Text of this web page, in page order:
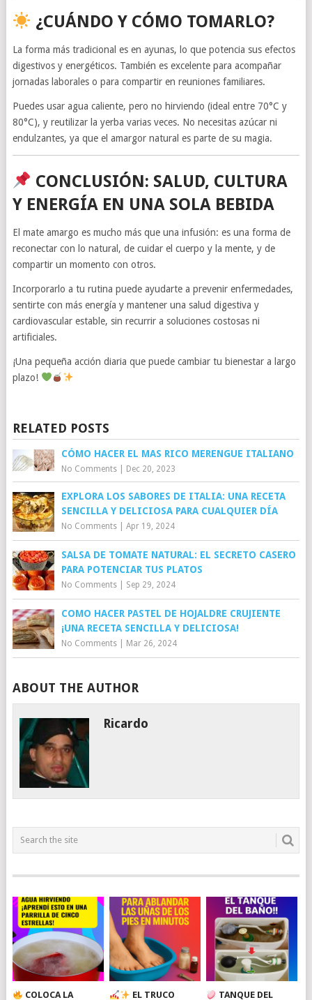
¿CUÁNDO Y CÓMO TOMARLO?
La forma más tradicional es en ayunas, lo que potencia sus efectos
digestivos y energéticos. También es excelente para acompañar
jornadas laborales o para compartir en reuniones familiares.
Puedes usar agua caliente, pero no hirviendo (ideal entre 70°C y
80°C), y reutilizar la yerba varias veces. No necesitas azúcar ni
endulzantes, ya que el amargor natural es parte de su magia.
CONCLUSIÓN: SALUD, CULTURA
Y ENERGÍA EN UNA SOLA BEBIDA
El mate amargo es mucho más que una infusión: es una forma de
reconectar con lo natural, de cuidar el cuerpo y la mente, y de
compartir un momento con otros.
Incorporarlo a tu rutina puede ayudarte a prevenir enfermedades,
sentirte con más energía y mantener una salud digestiva y
cardiovascular estable, sin recurrir a soluciones costosas ni
artificiales.
¡Una pequeña acción diaria que puede cambiar tu bienestar a largo
plazo!
RELATED POSTS
CÓMO HACER EL MAS RICO MERENGUE ITALIANO
No Comments| Dec 20, 2023
EXPLORA LOS SABORES DE ITALIA: UNA RECETA
SENCILLA Y DELICIOSA PARA CUALQUIER DÍA
No Comments| Apr 19, 2024
SALSA DE TOMATE NATURAL: EL SECRETO CASERO
PARA POTENCIAR TUS PLATOS
No Comments| Sep 29, 2024
COMO HACER PASTEL DE HOJALDRE CRUJIENTE
¡UNA RECETA SENCILLA Y DELICIOSA!
No Comments| Mar 26, 2024
ABOUT THE AUTHOR
Ricardo
COLOCA LA EL TRUCO TANQUE DEL